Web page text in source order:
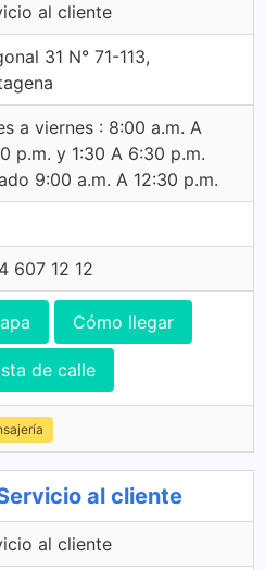
al cliente
31 N° 71-113,
a viernes : 8:00 a.m. A
p.m. y 1:30 A 6:30 p.m.
9:00 a.m. A 12:30 p.m.
607 12 12
Cómo llegar
de calle
al cliente
al cliente